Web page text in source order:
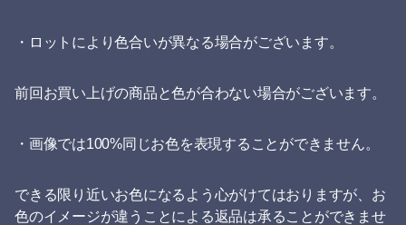
・ロットにより色合いが異なる場合がございます。
前回お買い上げの商品と色が合わない場合がございます。
・画像では100%同じお色を表現することができません。
できる限り近いお色になるよう心がけてはおりますが、お
色のイメージが違うことによる返品は承ることができませ